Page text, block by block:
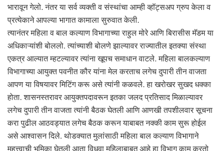
भारावून गेलो. नंतर या सर्व व्यक्ती व संस्थांचा आम्ही व्हॉट्सअप ग्रुप केला व
प्रत्येकाने आपल्या भागात कामाला सुरुवात केली.
त्यानंतर महिला व बाल कल्याण विभागाच्या राहुल मोरे आणि बिरासीस मॅडम या
अधिकाऱ्यांशी बोललो. त्यांच्याशी बोलणे झाल्यावर राज्यातील इतक्या संस्था
एकत्र आल्यात म्हटल्यावर त्यांना खूपच समाधान वाटले. महिला बालकल्याण
विभागाच्या आयुक्त पवनीत कौर यांना मेल करताच लगेच दुपारी तीन वाजता
आपण या विषयावर मिटिंग करू असे त्यांनी कळवले. हा खरोखर सुखद धक्का
होता. शासनस्तरावर आयुक्तपदावरून इतका जलद प्रतिसाद मिळाल्यावर
लगेच दुपारी तीन वाजता त्यांनी बैठक घेतली आणि आणखी तपशीलवार सूचना
करा पुढील आठवड्यात लगेच बैठक करून याबाबत नक्की काम सुरू होईल
असे आश्वासन दिले. थोडक्यात मुलांसाठी महिला बाल कल्याण विभागाने
महत्त्वाची भूमिका घेतली आता विधवा महिलाबाबत आहे हा विभाग काम करतो